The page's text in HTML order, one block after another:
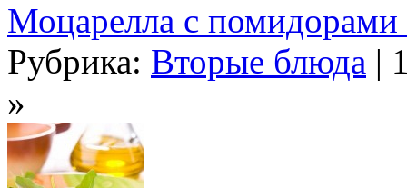
Моцарелла с помидорами
Рубрика: Вторые блюда |
»